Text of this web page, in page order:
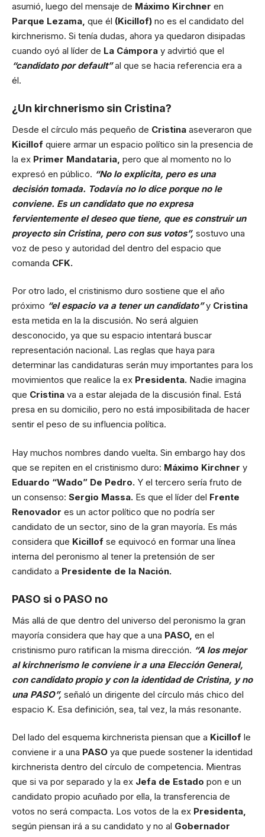
asumió, luego del mensaje de Máximo Kirchner en
Parque Lezama, que él (Kicillof) no es el candidato del
kirchnerismo. Si tenía dudas, ahora ya quedaron disipadas
cuando oyó al líder de La Cámpora y advirtió que el
“candidato por default”al que se hacia referencia era a
él.
¿Un kirchnerismo sin Cristina?
Desde el círculo más pequeño de Cristina aseveraron que
Kicillof quiere armar un espacio político sin la presencia de
la ex Primer Mandataria, pero que al momento no lo
expresó en público. “No lo explicita, pero es una
decisión tomada. Todavía no lo dice porque no le
conviene. Es un candidato que no expresa
fervientemente el deseo que tiene, que es construir un
proyecto sin Cristina, pero con sus votos”, sostuvo una
voz de peso y autoridad del dentro del espacio que
comanda CFK.
Por otro lado, el cristinismo duro sostiene que el año
próximo “el espacio va a tener un candidato”y Cristina
esta metida en la la discusión. No será alguien
desconocido, ya que su espacio intentará buscar
representación nacional. Las reglas que haya para
determinar las candidaturas serán muy importantes para los
movimientos que realice la ex Presidenta. Nadie imagina
que Cristina va a estar alejada de la discusión final. Está
presa en su domicilio, pero no está imposibilitada de hacer
sentir el peso de su influencia política.
Hay muchos nombres dando vuelta. Sin embargo hay dos
que se repiten en el cristinismo duro: Máximo Kirchner y
Eduardo “Wado” De Pedro. Y el tercero sería fruto de
un consenso: Sergio Massa. Es que el líder del Frente
Renovador es un actor político que no podría ser
candidato de un sector, sino de la gran mayoría. Es más
considera que Kicillof se equivocó en formar una línea
interna del peronismo al tener la pretensión de ser
candidato a Presidente de la Nación.
PASO si o PASO no
Más allá de que dentro del universo del peronismo la gran
mayoría considera que hay que a una PASO, en el
cristinismo puro ratifican la misma dirección. “A los mejor
al kirchnerismo le conviene ir a una Elección General,
con candidato propio y con la identidad de Cristina, y no
una PASO”, señaló un dirigente del círculo más chico del
espacio K. Esa definición, sea, tal vez, la más resonante.
Del lado del esquema kirchnerista piensan que a Kicillof le
conviene ir a una PASO ya que puede sostener la identidad
kirchnerista dentro del círculo de competencia. Mientras
que si va por separado y la ex Jefa de Estado pon e un
candidato propio acuñado por ella, la transferencia de
votos no será compacta. Los votos de la ex Presidenta,
según piensan irá a su candidato y no al Gobernador